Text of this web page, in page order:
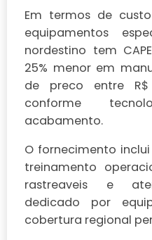
Em termos de
equipamentos
nordestino tem
25% menor em
de preco entre R$
conforme
acabamento.
O fornecimento
treinamento
rastreaveis e
dedicado por
cobertura regional